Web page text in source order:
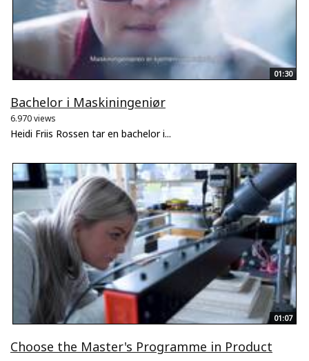
01:30
Bachelor i Maskiningeniør
6.970 views
Heidi Friis Rossen tar en bachelor i...
01:07
Choose the Master's Programme in Product